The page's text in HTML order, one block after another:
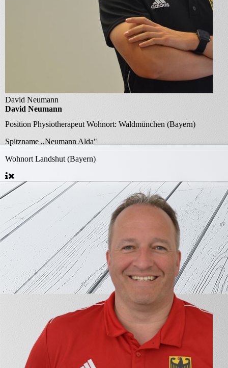
David Neumann
David Neumann
Position Physiotherapeut Wohnort: Waldmünchen (Bayern)
Spitzname ,,Neumann Alda"
Wohnort Landshut (Bayern)